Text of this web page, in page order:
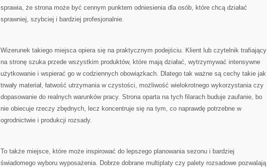
sprawia, że strona może być cennym punktem odniesienia dla osób, które chcą działać
sprawniej, szybciej i bardziej profesjonalnie.
Wizerunek takiego miejsca opiera się na praktycznym podejściu. Klient lub czytelnik trafiający
na stronę szuka przede wszystkim produktów, które mają działać, wytrzymywać intensywne
użytkowanie i wspierać go w codziennych obowiązkach. Dlatego tak ważne są cechy takie jak
trwały materiał, łatwość utrzymania w czystości, możliwość wielokrotnego wykorzystania czy
dopasowanie do realnych warunków pracy. Strona oparta na tych filarach buduje zaufanie, bo
nie obiecuje rzeczy zbędnych, lecz koncentruje się na tym, co naprawdę potrzebne w
ogrodnictwie i produkcji rozsady.
To także miejsce, które może inspirować do lepszego planowania sezonu i bardziej
świadomego wyboru wyposażenia. Dobrze dobrane multiplaty czy palety rozsadowe pozwalają